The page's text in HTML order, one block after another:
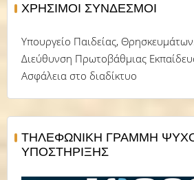
ΧΡΉΣΙΜΟΙ ΣΎΝΔΕΣΜΟΙ
Υπουργείο Παιδείας,
Διεύθυνση Πρωτοβάθμιας
Ασφάλεια στο διαδίκτυο
ΤΗΛΕΦΩΝΙΚΗ ΓΡΑΜΜΗ
ΥΠΟΣΤΗΡΙΞΗΣ